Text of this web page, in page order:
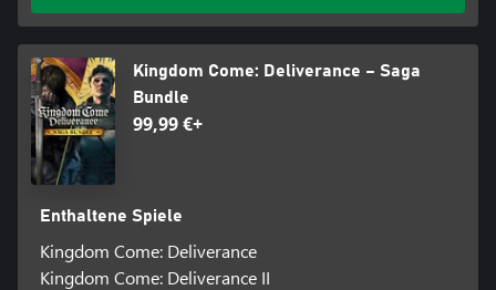
Kingdom Come: Deliverance – Saga
Bundle
99,99 €+
Enthaltene Spiele
Kingdom Come: Deliverance
Kingdom Come: Deliverance II